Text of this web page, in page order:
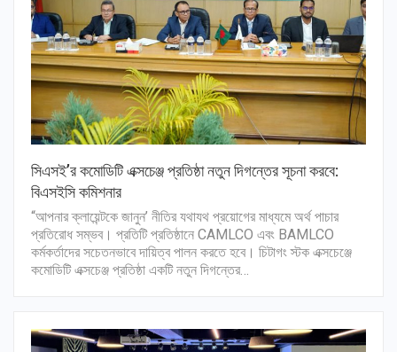
সিএসই’র কমোডিটি এক্সচেঞ্জ প্রতিষ্ঠা নতুন দিগন্তের সূচনা করবে:
বিএসইসি কমিশনার
“আপনার ক্লায়েন্টকে জানুন’ নীতির যথাযথ প্রয়োগের মাধ্যমে অর্থ পাচার
প্রতিরোধ সম্ভব। প্রতিটি প্রতিষ্ঠানে CAMLCO এবং BAMLCO
কর্মকর্তাদের সচেতনভাবে দায়িত্ব পালন করতে হবে। চিটাগং স্টক এক্সচেঞ্জে
কমোডিটি এক্সচেঞ্জ প্রতিষ্ঠা একটি নতুন দিগন্তের…